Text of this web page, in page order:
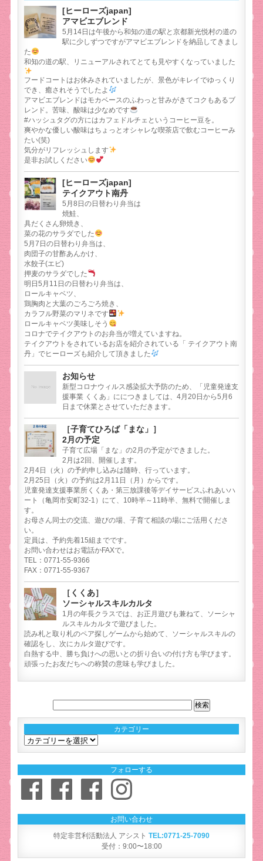
[ヒーローズjapan]
アマビエブレンド
5月14日は午後から和知の道の駅と京都新光悦村の道の
駅に少しずつですがアマビエブレンドを納品してきまし
た
和知の道の駅、リニューアルされてとても見やすくなっていました
フードコートはお休みされていましたが、景色がキレイでゆっくり
でき、癒されそうでしたよ
アマビエブレンドはモカベースのふわっと甘みがきてコクもあるブ
レンド。苦味、酸味は少なめです
#ハッシュタグの方にはカフェドルチェというコーヒー豆を。
爽やかな優しい酸味はちょっとオシャレな喫茶店で飲むコーヒーみ
たい(笑)
気分がリフレッシュします
是非お試しください
[ヒーローズjapan]
テイクアウト南丹
5月8日の日替わり弁当は
焼鮭、
具だくさん卵焼き、
菜の花のサラダでした
5月7日の日替わり弁当は、
肉団子の甘酢あんかけ、
水餃子(エビ)
押麦のサラダでした
明日5月11日の日替わり弁当は、
ロールキャベツ、
鶏胸肉と大葉のごろごろ焼き、
カラフル野菜のマリネです
ロールキャベツ美味しそう
コロナでテイクアウトのお弁当が増えていますね。
テイクアウトをされているお店を紹介されている「 テイクアウト南
丹」でヒーローズも紹介して頂きました
お知らせ
新型コロナウィルス感染拡大予防のため、「児童発達支
援事業 くくあ」ににつきましては、4月20日から5月6
日まで休業とさせていただきます。
［子育てひろば「まな」］
2月の予定
子育て広場「まな」の2月の予定ができました。
2月は2回、開催します。
2月4日（火）の予約申し込みは随時、行っています。
2月25日（火）の予約は2月11日（月）からです。
児童発達支援事業所くくあ・第三放課後等デイサービスふれあいハ
ート（亀岡市安町32-1）にて、10時半～11時半、無料で開催しま
す。
お母さん同士の交流、遊びの場、子育て相談の場にご活用くださ
い。
定員は、予約先着15組までです。
お問い合わせはお電話かFAXで。
TEL：0771-55-9366
FAX：0771-55-9367
［くくあ］
ソーシャルスキルカルタ
1月の年長クラスでは、お正月遊びも兼ねて、ソーシャ
ルスキルカルタで遊びました。
読み札と取り札のペア探しゲームから始めて、ソーシャルスキルの
確認をし、次にカルタ遊びです。
白熱する中、勝ち負けへの思いとの折り合いの付け方も学びます。
頑張ったお友だちへの称賛の意味も学びました。
カテゴリー
カ
ー
フォローする
FacebookFacebookFacebookInstagram
お問い合わせ
特定非営利活動法人 アシスト TEL:0771-25-7090
受付：9:00〜18:00